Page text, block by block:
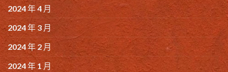
2024 年 4 月
2024 年 3 月
2024 年 2 月
2024 年 1 月